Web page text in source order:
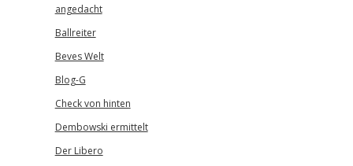
angedacht
Ballreiter
Beves Welt
Blog-G
Check von hinten
Dembowski ermittelt
Der Libero